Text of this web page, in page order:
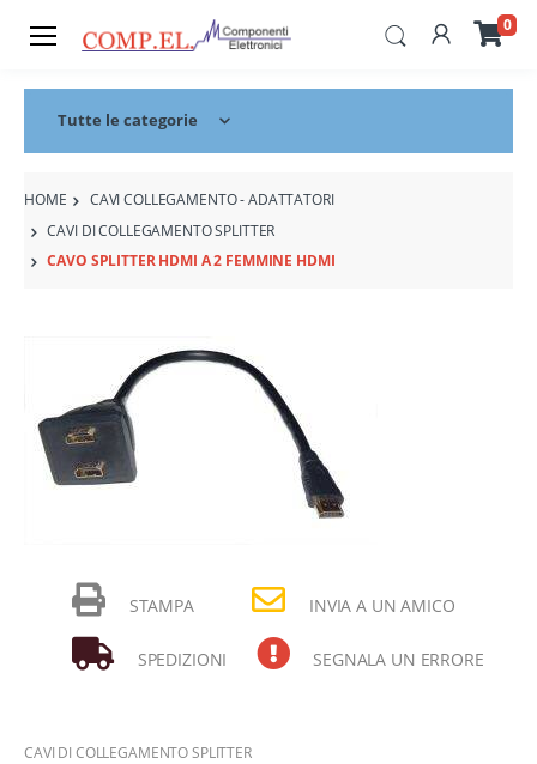
0
Tutte le categorie
HOME
CAVI COLLEGAMENTO - ADATTATORI
CAVI DI COLLEGAMENTO SPLITTER
CAVO SPLITTER HDMI A 2 FEMMINE HDMI
STAMPA INVIA A UN AMICO
SPEDIZIONI SEGNALA UN ERRORE
CAVI DI COLLEGAMENTO SPLITTER